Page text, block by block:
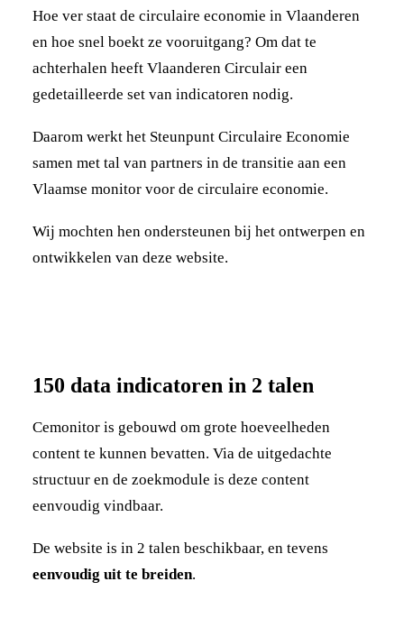
Hoe ver staat de circulaire economie in Vlaanderen
en hoe snel boekt ze vooruitgang? Om dat te
achterhalen heeft Vlaanderen Circulair een
gedetailleerde set van indicatoren nodig.
Daarom werkt het Steunpunt Circulaire Economie
samen met tal van partners in de transitie aan een
Vlaamse monitor voor de circulaire economie.
Wij mochten hen ondersteunen bij het ontwerpen en
ontwikkelen van deze website.
150 data indicatoren in 2 talen
Cemonitor is gebouwd om grote hoeveelheden
content te kunnen bevatten. Via de uitgedachte
structuur en de zoekmodule is deze content
eenvoudig vindbaar.
De website is in 2 talen beschikbaar, en tevens
eenvoudig uit te breiden.